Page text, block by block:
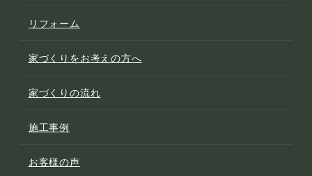
リフォーム
家づくりをお考えの方へ
家づくりの流れ
施工事例
お客様の声